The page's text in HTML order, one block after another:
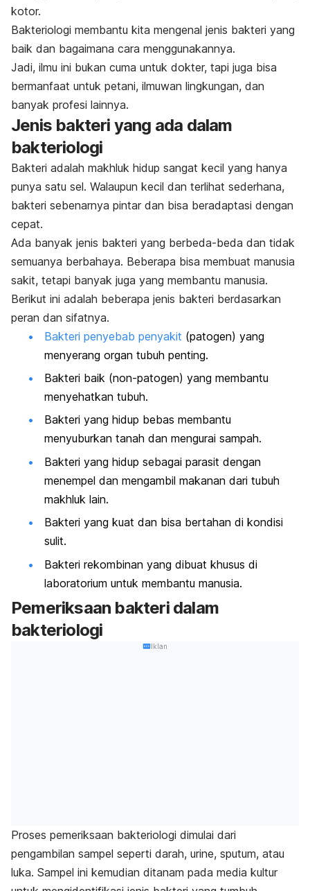
kotor.
Bakteriologi membantu kita mengenal jenis bakteri yang
baik dan bagaimana cara menggunakannya.
Jadi, ilmu ini bukan cuma untuk dokter, tapi juga bisa
bermanfaat untuk petani, ilmuwan lingkungan, dan
banyak profesi lainnya.
Jenis bakteri yang ada dalam
bakteriologi
Bakteri adalah makhluk hidup sangat kecil yang hanya
punya satu sel. Walaupun kecil dan terlihat sederhana,
bakteri sebenarnya pintar dan bisa beradaptasi dengan
cepat.
Ada banyak jenis bakteri yang berbeda-beda dan tidak
semuanya berbahaya. Beberapa bisa membuat manusia
sakit, tetapi banyak juga yang membantu manusia.
Berikut ini adalah beberapa jenis bakteri berdasarkan
peran dan sifatnya.
Bakteri penyebab penyakit (patogen) yang
menyerang organ tubuh penting.
Bakteri baik (non-patogen) yang membantu
menyehatkan tubuh.
Bakteri yang hidup bebas membantu
menyuburkan tanah dan mengurai sampah.
Bakteri yang hidup sebagai parasit dengan
menempel dan mengambil makanan dari tubuh
makhluk lain.
Bakteri yang kuat dan bisa bertahan di kondisi
sulit.
Bakteri rekombinan yang dibuat khusus di
laboratorium untuk membantu manusia.
Pemeriksaan bakteri dalam
bakteriologi
Iklan
Proses pemeriksaan bakteriologi dimulai dari
pengambilan sampel seperti darah, urine, sputum, atau
luka. Sampel ini kemudian ditanam pada media kultur